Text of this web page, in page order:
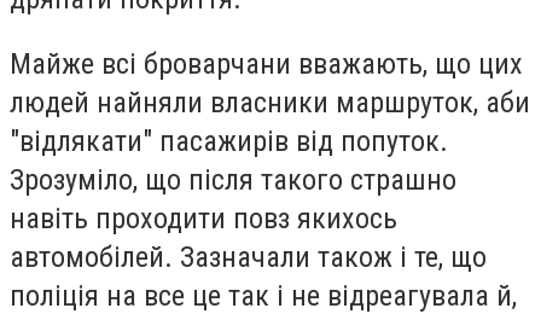
Майже всі броварчани вважають, що цих
людей найняли власники маршруток, аби
"відлякати" пасажирів від попуток.
Зрозуміло, що після такого страшно
навіть проходити повз якихось
автомобілей. Зазначали також і те, що
поліція на все це так і не відреагувала й,